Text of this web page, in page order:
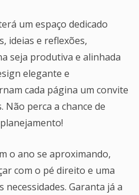
um espaço dedicado
ideias e reflexões,
seja produtiva e alinhada
elegante e
cada página um convite
Não perca a chance de
o ano se aproximando,
com o pé direito e uma
necessidades. Garanta já a